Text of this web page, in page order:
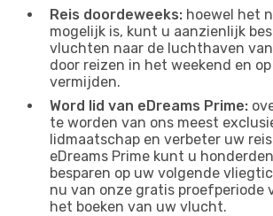
Reis doordeweeks: hoewel het
mogelijk is, kunt u aanzienlijk
vluchten naar de luchthaven
door reizen in het weekend en
vermijden.
Word lid van eDreams Prime:
te worden van ons meest
lidmaatschap en verbeter uw
eDreams Prime kunt u
besparen op uw volgende
nu van onze gratis proefperiode
het boeken van uw vlucht.